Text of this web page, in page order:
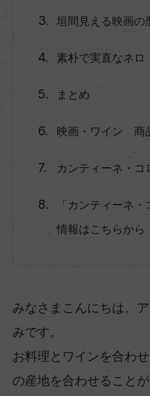
垣間見える映画の
素朴で実直なネロ
まとめ
映画・ワイン 商
カンティーネ・コ
「カンティーネ
情報はこちらから
みなさまこんにちは。
みです。
お料理とワインを合わ
の産地を合わせること